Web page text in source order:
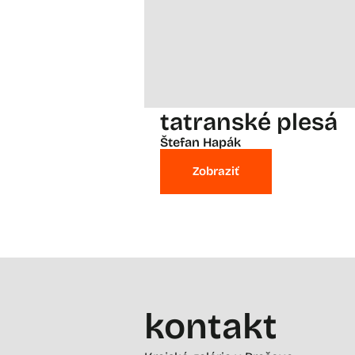
tatranské plesá
Štefan Hapák
Zobraziť
kontakt